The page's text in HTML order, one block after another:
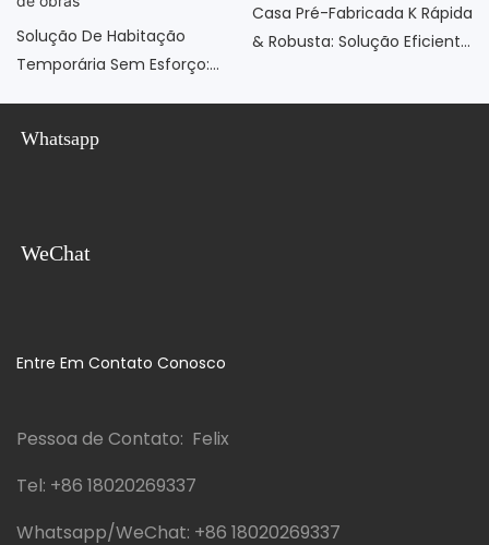
Solução De Habitação
Temporária Sem Esforço:
Canteiros De Obras
Casa Pré-Fabricada K Rápida
& Robusta: Solução Eficiente
Whatsapp
WeChat
Entre Em Contato Conosco
Pessoa de Contato: Felix
Tel: +86 18020269337
Whatsapp/WeChat: +86 18020269337